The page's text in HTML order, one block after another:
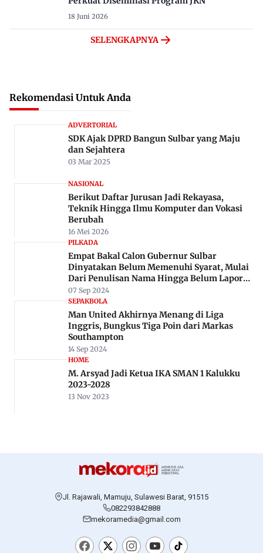
18 Juni 2026
SELENGKAPNYA
Rekomendasi Untuk Anda
ADVERTORIAL
SDK Ajak DPRD Bangun Sulbar yang Maju
dan Sejahtera
03 Mar 2025
NASIONAL
Berikut Daftar Jurusan Jadi Rekayasa,
Teknik Hingga Ilmu Komputer dan Vokasi
Berubah
16 Mei 2026
PILKADA
Empat Bakal Calon Gubernur Sulbar
Dinyatakan Belum Memenuhi Syarat, Mulai
Dari Penulisan Nama Hingga Belum Lapor
LHKPN
07 Sep 2024
SEPAKBOLA
Man United Akhirnya Menang di Liga
Inggris, Bungkus Tiga Poin dari Markas
Southampton
14 Sep 2024
HOME
M. Arsyad Jadi Ketua IKA SMAN 1 Kalukku
2023-2028
13 Nov 2023
Jl. Rajawali, Mamuju, Sulawesi Barat, 91515
082293842888
mekoramedia@gmail.com